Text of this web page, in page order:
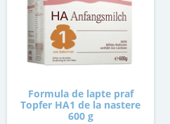
Formula de lapte praf
Topfer HA1 de la nastere
600 g